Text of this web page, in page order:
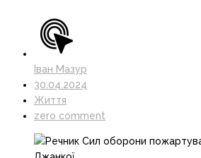
Іван Мазур
30.04.2024
Життя
zero comment